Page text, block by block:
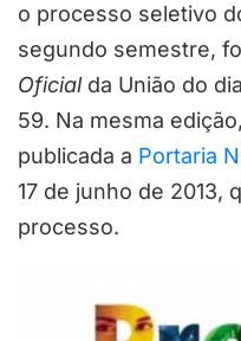
o processo seletivo
segundo semestre,
Oficialda União do
59. Na mesma
publicada a Portaria
17 de junho de 2013,
processo.